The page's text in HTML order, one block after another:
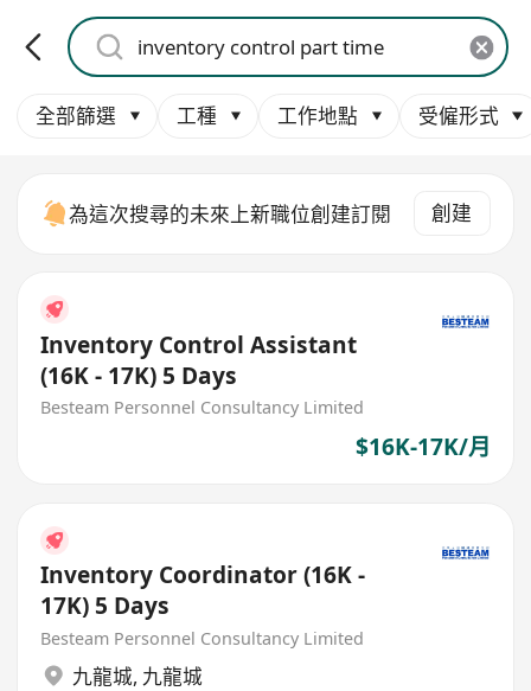
全部篩選 工種 工作地點 受僱形式
為這次搜尋的未來上新職位創建訂閱 創建
Inventory Control Assistant
(16K - 17K) 5 Days
Besteam Personnel Consultancy Limited
$16K-17K/月
Inventory Coordinator (16K -
17K) 5 Days
Besteam Personnel Consultancy Limited
九龍城, 九龍城